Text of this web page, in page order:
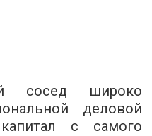
сосед широко
деловой
с самого